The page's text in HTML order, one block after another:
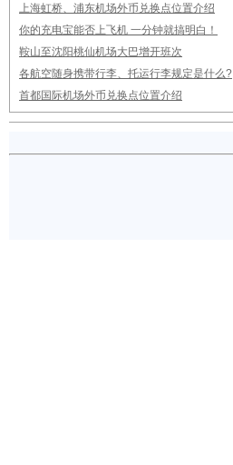
上海虹桥、浦东机场外币兑换点位置介绍
你的充电宝能否上飞机 一分钟就搞明白！
鞍山至沈阳桃仙机场大巴增开班次
各航空随身携带行李、托运行李规定是什么?
首都国际机场外币兑换点位置介绍